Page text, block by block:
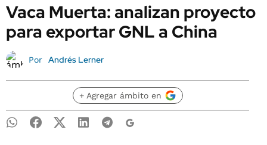
Vaca Muerta: analizan proyecto
para exportar GNL a China
Por Andrés Lerner
+ Agregar ámbito en